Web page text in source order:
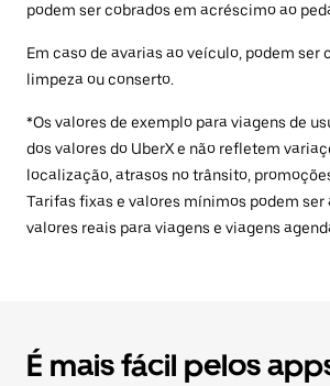
podem ser cobrados em acréscimo ao
Em caso de avarias ao veículo, podem ser
limpeza ou conserto.
*Os valores de exemplo para viagens de
dos valores do UberX e não refletem
localização, atrasos no trânsito,
Tarifas fixas e valores mínimos podem ser
valores reais para viagens e viagens
É mais fácil pelos